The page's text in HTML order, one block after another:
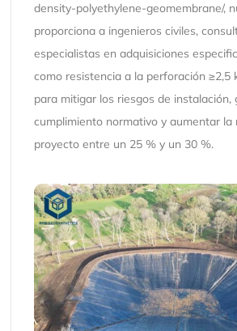
density-polyethylene-geomembrane/,
proporciona a ingenieros civiles,
especialistas en adquisiciones
como resistencia a la perforación ≥2,5
para mitigar los riesgos de instalación,
cumplimiento normativo y aumentar la
proyecto entre un 25 % y un 30 %.